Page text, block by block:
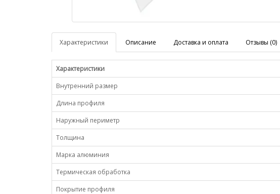
Характеристики Описание Доставка и оплата Отзывы (0)
Характеристики
Внутренний размер
Длина профиля
Наружный периметр
Толщина
Марка алюминия
Термическая обработка
Покрытие профиля